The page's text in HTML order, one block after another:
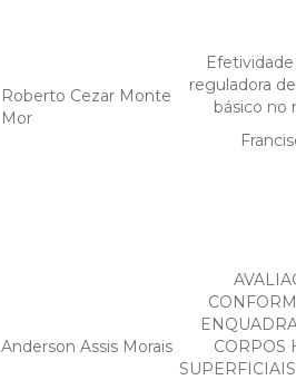
Roberto Cezar Monte
Mor
reguladora
básico no
Anderson Assis Morais
CORPOS